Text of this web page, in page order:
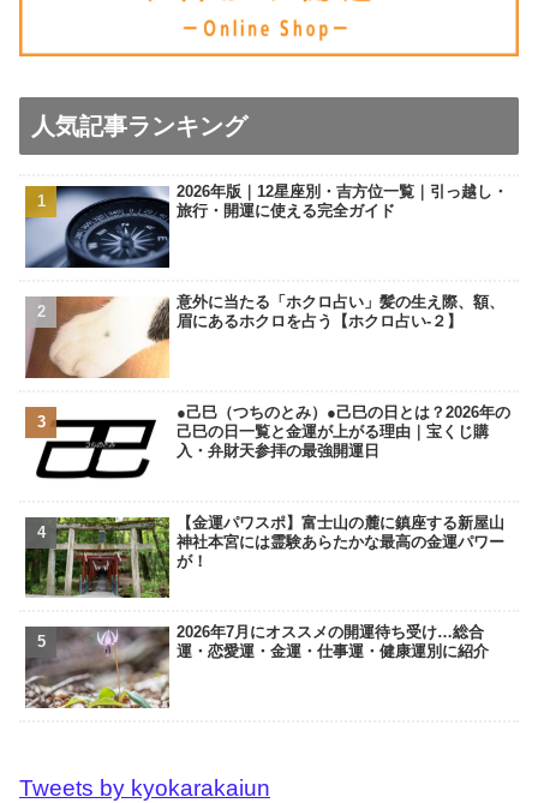
人気記事ランキング
2026年版｜12星座別・吉方位一覧｜引っ越し・
旅行・開運に使える完全ガイド
意外に当たる「ホクロ占い」髪の生え際、額、
眉にあるホクロを占う【ホクロ占い‐２】
●己巳（つちのとみ）●己巳の日とは？2026年の
己巳の日一覧と金運が上がる理由｜宝くじ購
入・弁財天参拝の最強開運日
【金運パワスポ】富士山の麓に鎮座する新屋山
神社本宮には霊験あらたかな最高の金運パワー
が！
2026年7月にオススメの開運待ち受け…総合
運・恋愛運・金運・仕事運・健康運別に紹介
Tweets by kyokarakaiun